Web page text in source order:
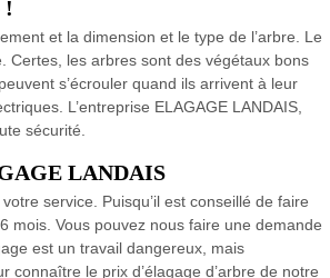
!
et la dimension et le type de l’arbre. Le
Certes, les arbres sont des végétaux bons
s’écrouler quand ils arrivent à leur
L’entreprise ELAGAGE LANDAIS,
sécurité.
LANDAIS
service. Puisqu’il est conseillé de faire
mois. Vous pouvez nous faire une demande
est un travail dangereux, mais
le prix d’élagage d’arbre de notre